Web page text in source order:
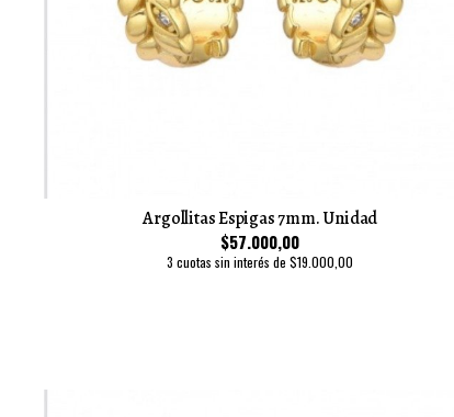
Argollitas Espigas 7mm. Unidad
$57.000,00
3 cuotas sin interés de $19.000,00